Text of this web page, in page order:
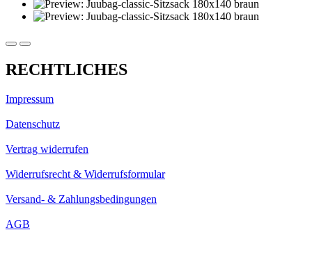
RECHTLICHES
Impressum
Datenschutz
Vertrag widerrufen
Widerrufsrecht & Widerrufsformular
Versand- & Zahlungsbedingungen
AGB